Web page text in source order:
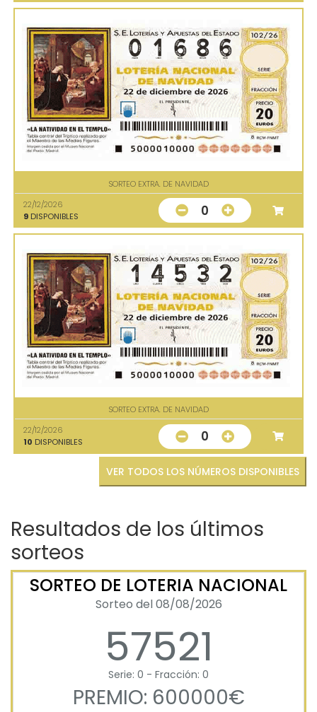
SORTEO EXTRA. DE NAVIDAD
22/12/2026
9 DISPONIBLES 0
SORTEO EXTRA. DE NAVIDAD
22/12/2026
10 DISPONIBLES 0
VER TODOS LOS NÚMEROS DISPONIBLES
Resultados de los últimos
sorteos
SORTEO DE LOTERIA NACIONAL
Sorteo del 08/08/2026
57521
Serie: 0 - Fracción: 0
PREMIO: 600000€